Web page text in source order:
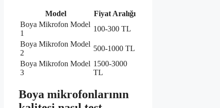
Model
Fiyat Aralığı
Boya Mikrofon Model
1
100-300 TL
Boya Mikrofon Model
2
500-1000 TL
Boya Mikrofon Model
3
1500-3000
TL
Boya mikrofonlarının